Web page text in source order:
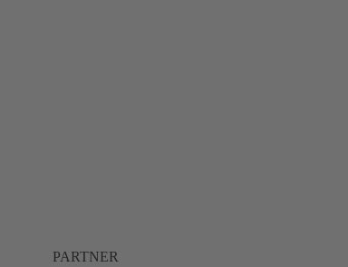
PARTNER